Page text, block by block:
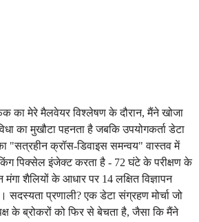
का मेरे मैलवेयर विश्लेषण के दौरान, मैंने खोजा
का मुखौटा पहनता है जबकि उपयोगकर्ता डेटा
"सत्रहीन क्रॉस-डिवाइस समन्वय" वास्तव में
पिक्सेल इंजेक्ट करता है - 72 घंटे के परीक्षण के
मंगा शैलियों के आधार पर 14 लक्षित विज्ञापन
सदस्यता प्रणाली? एक डेटा संग्रहण मोर्चा जो
के ब्रोकरों को फिर से बेचता है, जैसा कि मैंने